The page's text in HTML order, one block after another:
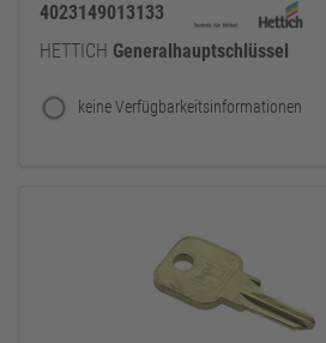
4023149013133
HETTICH Generalhauptschlüssel
keine Verfügbarkeitsinformationen